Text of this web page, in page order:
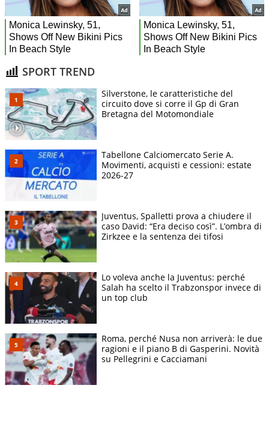
SPORT TREND
Silverstone, le caratteristiche del
circuito dove si corre il Gp di Gran
Bretagna del Motomondiale
Tabellone Calciomercato Serie A.
Movimenti, acquisti e cessioni: estate
2026-27
Juventus, Spalletti prova a chiudere il
caso David: “Era deciso così”. L’ombra di
Zirkzee e la sentenza dei tifosi
Lo voleva anche la Juventus: perché
Salah ha scelto il Trabzonspor invece di
un top club
Roma, perché Nusa non arriverà: le due
ragioni e il piano B di Gasperini. Novità
su Pellegrini e Cacciamani